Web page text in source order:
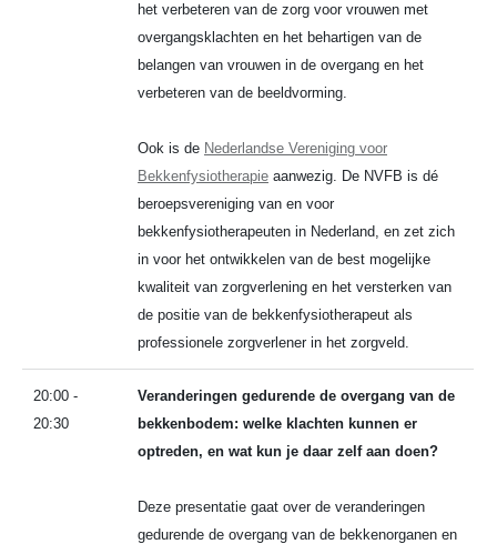
het verbeteren van de zorg voor vrouwen met
overgangsklachten en het behartigen van de
belangen van vrouwen in de overgang en het
verbeteren van de beeldvorming.
Ook is de Nederlandse Vereniging voor
Bekkenfysiotherapie aanwezig. De NVFB is dé
beroepsvereniging van en voor
bekkenfysiotherapeuten in Nederland, en zet zich
in voor het ontwikkelen van de best mogelijke
kwaliteit van zorgverlening en het versterken van
de positie van de bekkenfysiotherapeut als
professionele zorgverlener in het zorgveld.
20:00 -
20:30
Veranderingen gedurende de overgang van de
bekkenbodem: welke klachten kunnen er
optreden, en wat kun je daar zelf aan doen?
Deze presentatie gaat over de veranderingen
gedurende de overgang van de bekkenorganen en